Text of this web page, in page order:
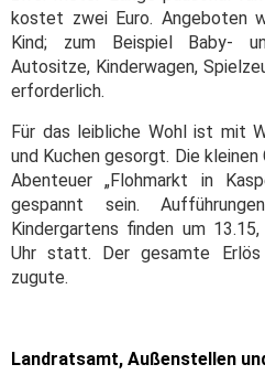
kostet zwei Euro. Angeboten
Kind; zum Beispiel Baby-
Autositze, Kinderwagen,
erforderlich.
Für das leibliche Wohl ist mit
und Kuchen gesorgt. Die
Abenteuer „Flohmarkt in
gespannt sein.
Kindergartens finden um
Uhr statt. Der gesamte
zugute.
Landratsamt, Außenstellen